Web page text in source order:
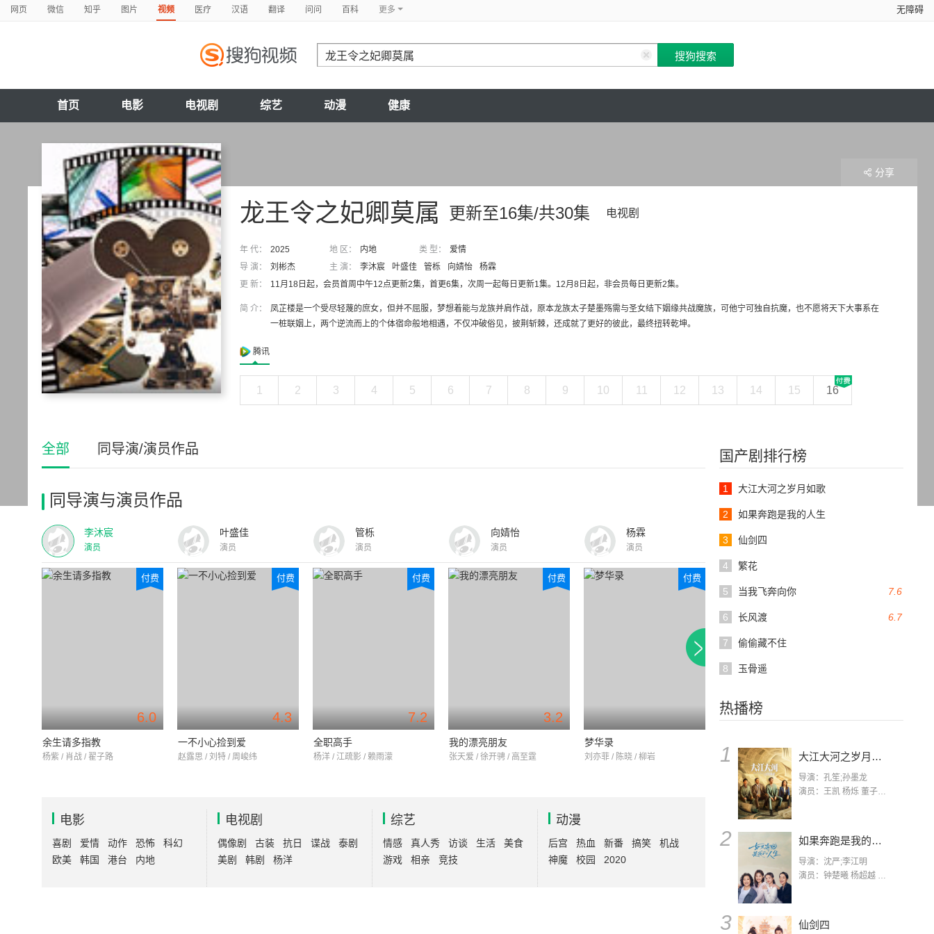
网页 微信 知乎 图片 视频 医疗 汉语 翻译 问问 百科 更多 无障碍
首页 电影 电视剧 综艺 动漫 健康
更新至16集/共30集 电视剧
龙王令之妃卿莫属
年 代： 2025 地 区： 内地 类 型：
爱情
导 演：
刘彬杰 主 演： 李沐宸 叶盛佳 管栎 向婧怡
杨霖
更 新：
11月18日起，会员首周中午12点更新2集，首更6集，次周一起每日更新1集。12月8日起，非会员每日更新2集。
简 介：
凤芷楼是一个受尽轻蔑的庶女，但并不屈服，梦想着能与龙族并肩作战，原本龙族太子楚墨殇需与圣女结下姻缘共战魔族，可他宁可独自抗魔，也不愿将天下大事系在
一桩联姻上，两个逆流而上的个体宿命般地相遇，不仅冲破俗见，披荆斩棘，还成就了更好的彼此，最终扭转乾坤。
腾讯
1 2 3 4 5 6 7 8 9 10 11 12 13 14 15 16
分享
国产剧排行榜
1 大江大河之岁月如歌
2 如果奔跑是我的人生
3 仙剑四
4 繁花
7.6
5 当我飞奔向你
6.7
6 长风渡
7 偷偷藏不住
8 玉骨遥
热播榜
1 大江大河之岁月如歌
导演：孔笙;孙墨龙
演员：王凯 杨烁 董子健 杨采钰 张佳宁 练练 林栋甫 房子斌
2 如果奔跑是我的人生
导演：沈严;李江明
演员：钟楚曦 杨超越 许娣 陈小艺 侯雯元 宋洋 王宥钧 李添诺
3 仙剑四
全部 同导演/演员作品
同导演与演员作品
李沐宸
演员
叶盛佳
演员
管栎
演员
向婧怡
演员
杨霖
演员
6.0
付费
余生请多指教
杨紫 / 肖战 / 翟子路
4.3
付费
一不小心捡到爱
赵露思 / 刘特 / 周峻纬
7.2
付费
全职高手
杨洋 / 江疏影 / 赖雨濛
3.2
付费
我的漂亮朋友
张天爱 / 徐开骋 / 高至霆
付费
梦华录
刘亦菲 / 陈晓 / 柳岩 李沐宸 / 赵弈钦 / 王若麟 景甜 / 张彬彬 / 李沐宸
电影
喜剧 爱情 动作 恐怖
科幻
欧美
韩国 港台 内地
电视剧
偶像剧 古装 抗日 谍战
泰剧
美剧
韩剧 杨洋
综艺
情感 真人秀 访谈 生活
美食
游戏
相亲 竞技
动漫
后宫 热血 新番 搞笑
机战
神魔
校园 2020